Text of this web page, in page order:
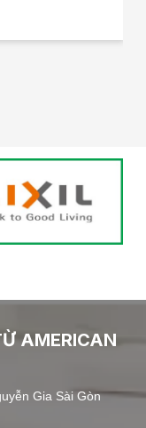
AMERICAN
Gia Sài Gòn